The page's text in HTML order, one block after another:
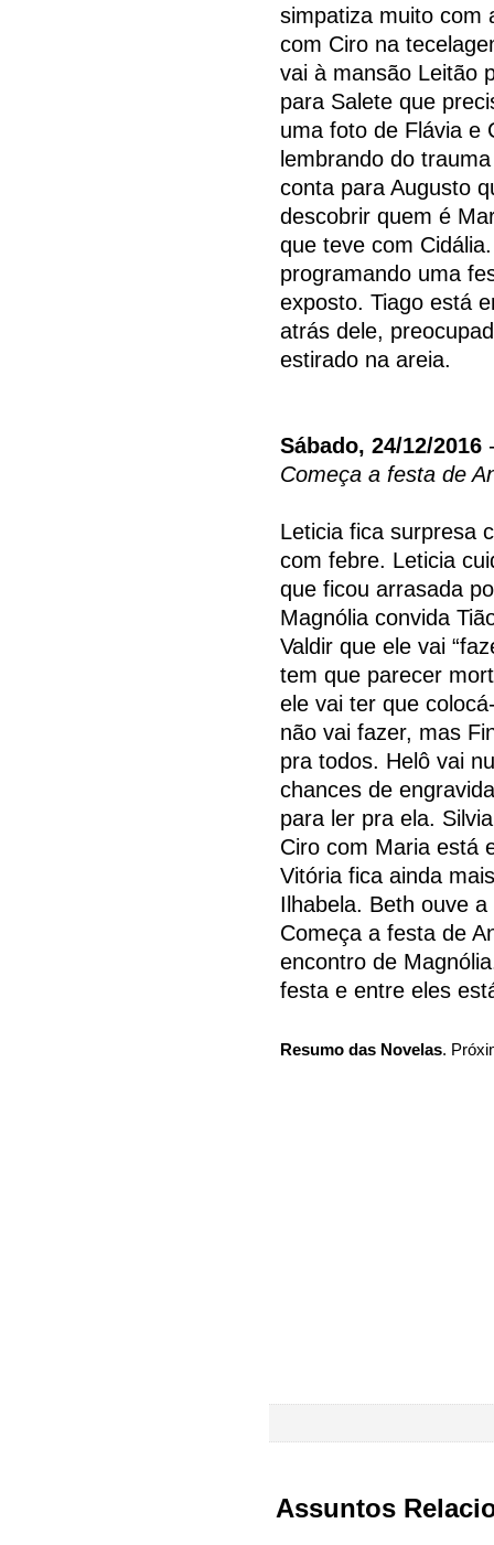
simpatiza muito com
com Ciro na
vai à mansão Leitão
para Salete que
uma foto de Flávia e
lembrando do
conta para Augusto
descobrir quem é
que teve com
programando uma
exposto. Tiago está
atrás dele,
estirado na areia.
Sábado, 24/12/2016
Começa a festa de
Leticia fica surpresa
com febre. Leticia
que ficou arrasada
Magnólia convida
Valdir que ele vai
tem que parecer
ele vai ter que
não vai fazer, mas
pra todos. Helô vai
chances de
para ler pra ela.
Ciro com Maria está
Vitória fica ainda
Ilhabela. Beth ouve
Começa a festa de
encontro de
festa e entre eles
Resumo das Novelas.
Assuntos